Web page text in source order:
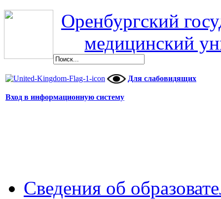
Оренбургский
медицинский
Для слабовидящих
Вход в информационную систему
Сведения об